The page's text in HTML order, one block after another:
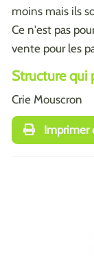
moins mais ils
Ce n'est pas
vente pour les
Structure qui
Crie Mouscron
Imprimer